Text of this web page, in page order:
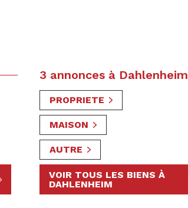
3 annonces à Dahlenheim
PROPRIETE
MAISON
AUTRE
VOIR TOUS LES BIENS À
DAHLENHEIM